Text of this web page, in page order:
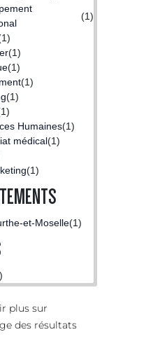
(1)
(1)
(1)
(1)
(1)
Humaines(1)
médical(1)
(1)
et-Moselle(1)
plus sur
des résultats